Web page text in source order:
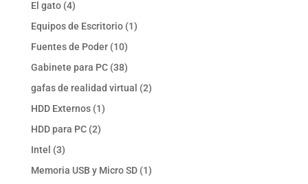
El gato 44
productos
Equipos de Escritorio 11
Fuentes de Poder 1010
productos
Gabinete para PC 3838
productos
gafas de realidad virtual 22
HDD Externos 11
HDD para PC 22
Intel 33
productos
Memoria USB y Micro SD 11